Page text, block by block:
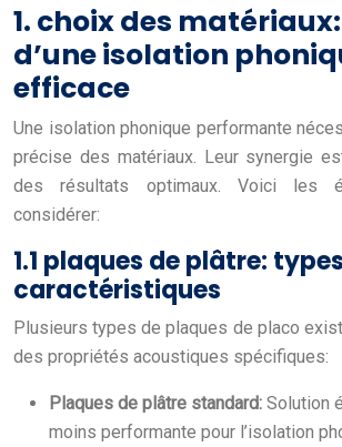
1. choix des
d’une isolation
efficace
Une isolation phonique performante
précise des matériaux. Leur synergie
des résultats optimaux. Voici les
considérer:
1.1 plaques de plâtre:
caractéristiques
Plusieurs types de plaques de placo
des propriétés acoustiques spécifiques:
Plaques de plâtre standard: Solution
moins performante pour l’isolation